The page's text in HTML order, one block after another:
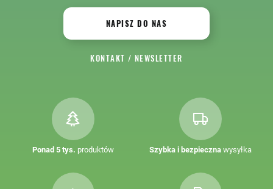
NAPISZ DO NAS
KONTAKT / NEWSLETTER
Ponad 5 tys. produktów Szybka i bezpiecznawysyłka